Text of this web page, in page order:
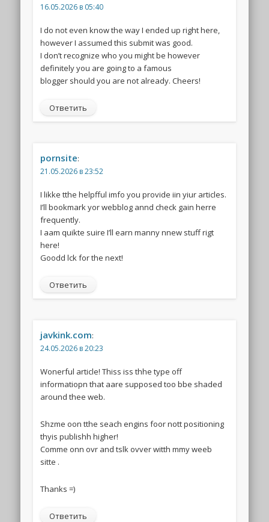
16.05.2026 в 05:40
I do not even know the way I ended up right here,
however I assumed this submit was good.
I don’t recognize who you might be however
definitely you are going to a famous
blogger should you are not already. Cheers!
Ответить
pornsite:
21.05.2026 в 23:52
I likke tthe helpfful imfo you provide iin yiur articles.
I’ll bookmark yor webblog annd check gain herre
frequently.
I aam quikte suire I’ll earn manny nnew stuff rigt
here!
Goodd lck for the next!
Ответить
javkink.com:
24.05.2026 в 20:23
Wonerful article! Thiss iss thhe type off
informatiopn that aare supposed too bbe shaded
around thee web.
Shzme oon tthe seach engins foor nott positioning
thyis publishh higher!
Comme onn ovr and tslk ovver witth mmy weeb
sitte .
Thanks =)
Ответить